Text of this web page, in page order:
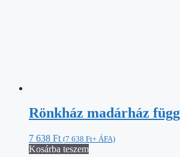
Rönkház madárház
7 638 Ft (7 638 Ft+ ÁFA)
Kosárba teszem